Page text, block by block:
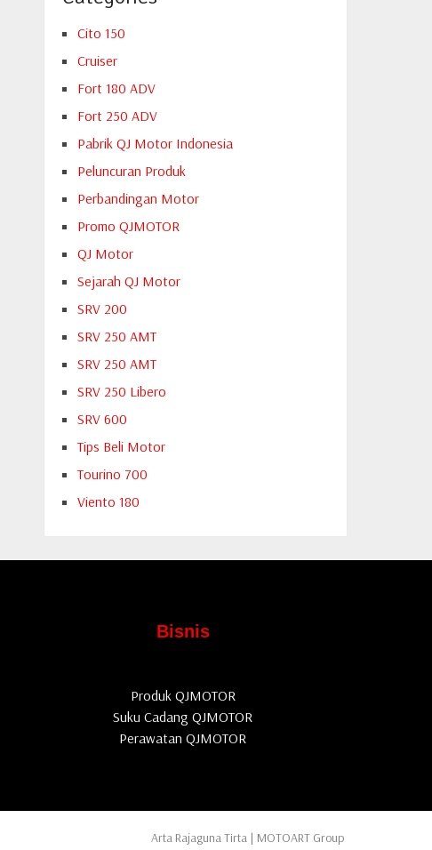
Cito 150
Cruiser
Fort 180 ADV
Fort 250 ADV
Pabrik QJ Motor Indonesia
Peluncuran Produk
Perbandingan Motor
Promo QJMOTOR
QJ Motor
Sejarah QJ Motor
SRV 200
SRV 250 AMT
SRV 250 AMT
SRV 250 Libero
SRV 600
Tips Beli Motor
Tourino 700
Viento 180
Bisnis
Produk QJMOTOR
Suku Cadang QJMOTOR
Perawatan QJMOTOR
Arta Rajaguna Tirta | MOTOART Group